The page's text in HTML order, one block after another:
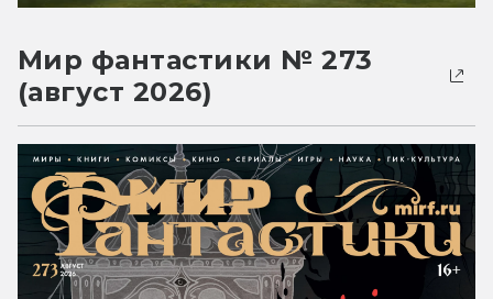
Мир фантастики № 273
(август 2026)